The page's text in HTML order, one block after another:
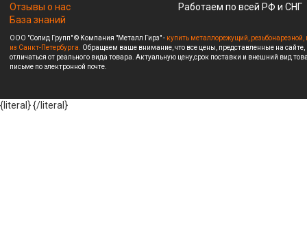
Отзывы о нас
База знаний
Работаем по всей РФ и СНГ
ООО "Солид Групп" © Компания "Металл Гирз" - купить металлорежущий,
из Санкт-Петербурга. Обращаем ваше внимание, что все цены, представленные на
отличаться от реального вида товара. Актуальную цену,срок поставки и внешний вид
письме по электронной почте.
{literal}{/literal}